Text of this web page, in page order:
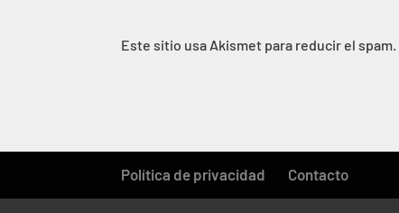
Este sitio usa Akismet para reducir el spam.
Política de privacidad Contacto